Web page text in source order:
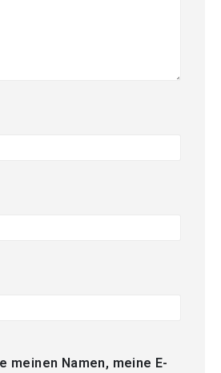
meinen Namen, meine E-